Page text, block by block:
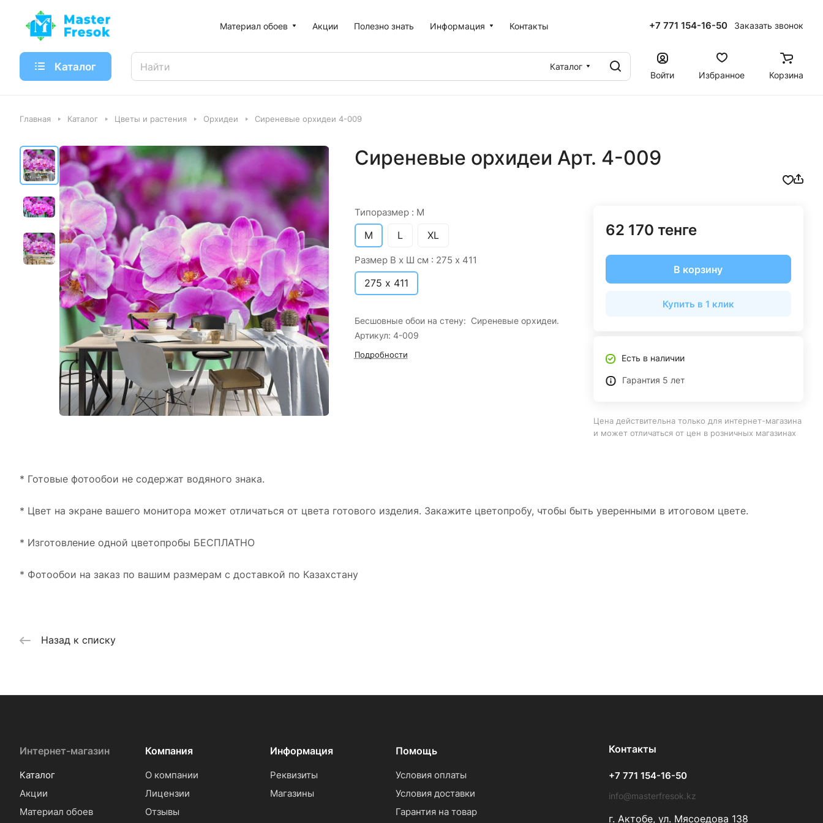
Материал обоев Акции Полезно знать Информация Контакты +7 771 154-16-50 Заказать звонок
Каталог
Каталог
Войти
Избранное Корзина
Главная Каталог Цветы и растения Орхидеи Сиреневые орхидеи 4-009
Сиреневые орхидеи Арт. 4-009
Типоразмер : M
M L XL
Размер В х Ш см : 275 х 411
275 х 411
Бесшовные обои на стену: Сиреневые орхидеи.
Артикул: 4-009
Подробности
62 170 тенге
В корзину
Купить в 1 клик
Есть в наличии
Гарантия 5 лет
Цена действительна только для интернет-магазина
и может отличаться от цен в розничных магазинах
* Готовые фотообои не содержат водяного знака.
* Цвет на экране вашего монитора может отличаться от цвета готового изделия. Закажите цветопробу, чтобы быть уверенными в итоговом цвете.
* Изготовление одной цветопробы БЕСПЛАТНО
* Фотообои на заказ по вашим размерам с доставкой по Казахстану
Назад к списку
Интернет-магазин
Каталог
Акции
Материал обоев
Компания
О компании
Лицензии
Отзывы
Информация
Реквизиты
Магазины
Помощь
Условия оплаты
Условия доставки
Гарантия на товар
Контакты
+7 771 154-16-50
info@masterfresok.kz
г. Актобе, ул. Мясоедова 138